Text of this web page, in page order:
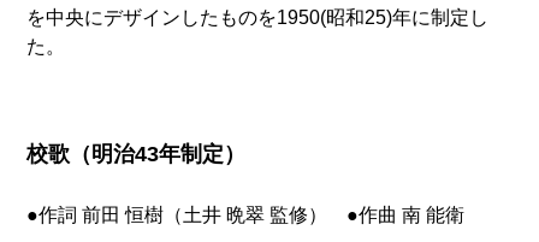
を中央にデザインしたものを1950(昭和25)年に制定し
た。
校歌（明治43年制定）
●作詞 前田 恒樹（土井 晩翠 監修） ●作曲 南 能衛